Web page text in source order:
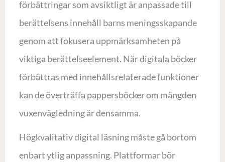
förbättringar som avsiktligt är anpassade till
berättelsens innehåll barns meningsskapande
genom att fokusera uppmärksamheten på
viktiga berättelseelement. När digitala böcker
förbättras med innehållsrelaterade funktioner
kan de överträffa pappersböcker om mängden
vuxenvägledning är densamma.
Högkvalitativ digital läsning måste gå bortom
enbart ytlig anpassning. Plattformar bör